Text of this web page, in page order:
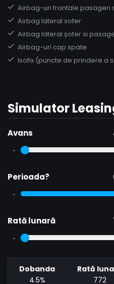
Airbag-uri frontale pasageri
Airbag lateral sofer
Airbag lateral șofer si
Airbag-uri cap spate
Isofix (puncte de prindere a
Simulator
Avans
-
Perioada?
-
Rată lunară
-
Dobanda
4.5%
Rată
772